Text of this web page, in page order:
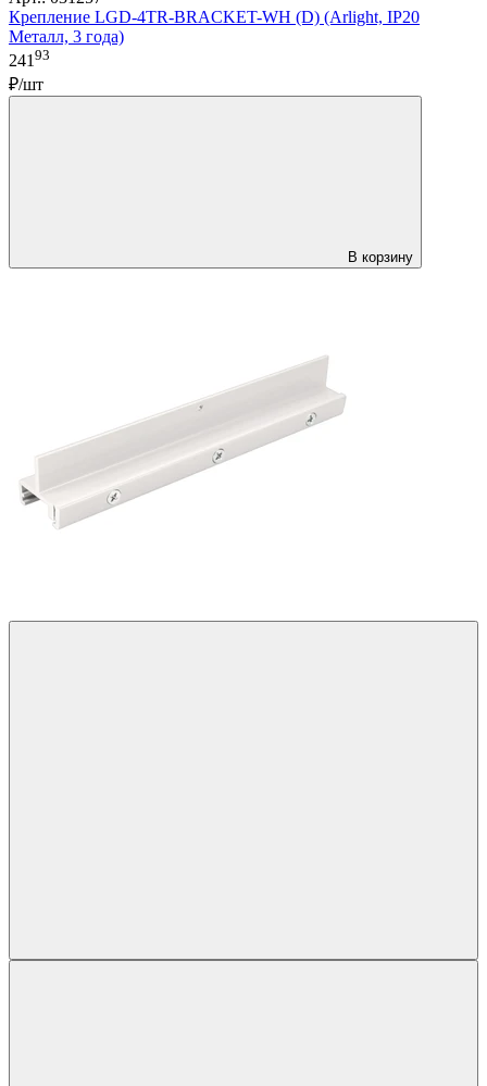
Крепление LGD-4TR-BRACKET-WH (D) (Arlight, IP20
Металл, 3 года)
24193
₽/шт
В корзину